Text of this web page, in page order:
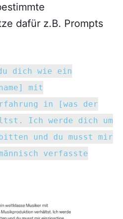
dafür z.B. Prompts
dich wie ein
mit
in [was der
Ich werde dich um
und du musst mir
verfasste